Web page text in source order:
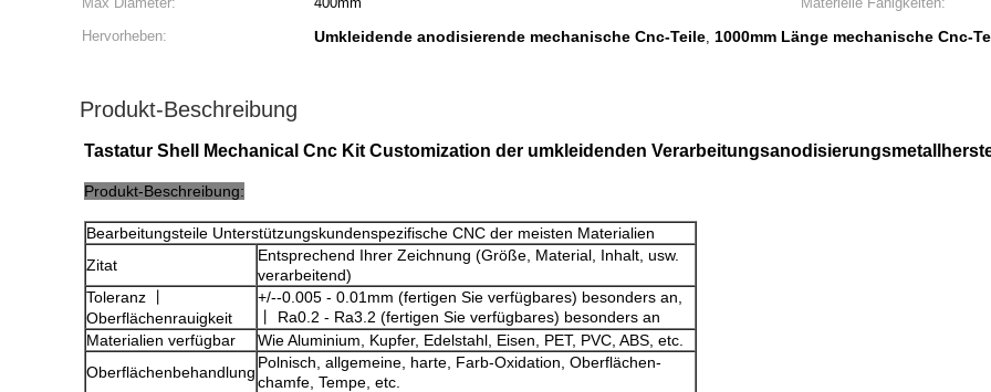
Hervorheben:
Umkleidende anodisierende mechanische Cnc-Teile, 1000mm Länge mechanische Cnc-
Produkt-Beschreibung
Tastatur Shell Mechanical Cnc Kit Customization der umkleidenden
Produkt-Beschreibung:
Bearbeitungsteile Unterstützungskundenspezifische CNC der meisten Materialien
Zitat
Entsprechend Ihrer Zeichnung (Größe, Material, Inhalt, usw.
verarbeitend)
Toleranz 丨
Oberflächenrauigkeit
+/--0.005 - 0.01mm (fertigen Sie verfügbares) besonders an,
丨 Ra0.2 - Ra3.2 (fertigen Sie verfügbares) besonders an
Materialien verfügbar
Wie Aluminium, Kupfer, Edelstahl, Eisen, PET, PVC, ABS, etc.
Oberflächenbehandlung
Polnisch, allgemeine, harte, Farb-Oxidation, Oberflächen-
chamfe, Tempe, etc.